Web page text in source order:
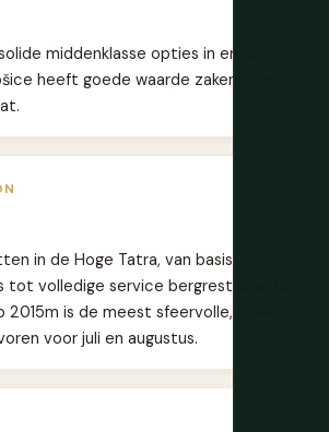
middenklasse opties in en nabij
heeft goede waarde zakenhotels
in de Hoge Tatra, van basis
tot volledige service bergrestaurants;
is de meest sfeervolle, boek
voor juli en augustus.